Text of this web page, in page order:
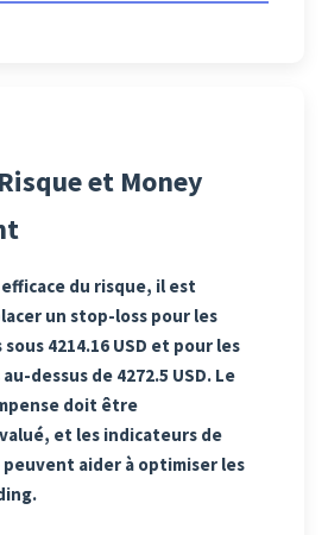
et Money
du risque, il est
un stop-loss pour les
4214.16 USD et pour les
dessus de 4272.5 USD. Le
doit être
et les indicateurs de
aider à optimiser les